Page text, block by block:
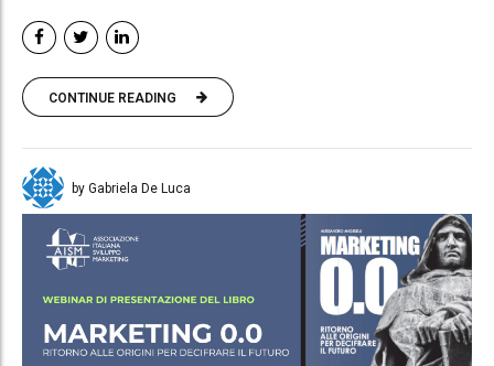
CONTINUE READING
by Gabriela De Luca